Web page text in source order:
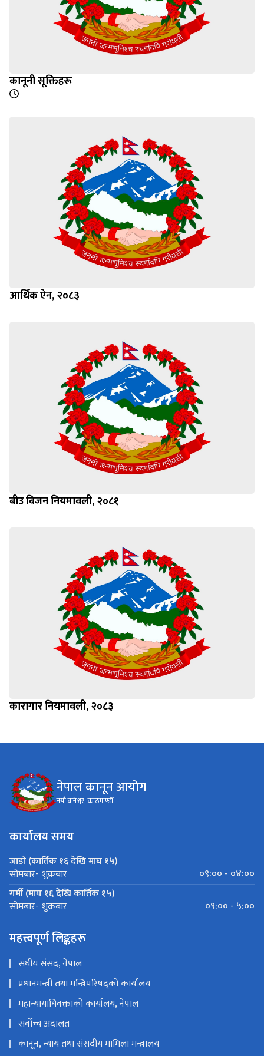
कानूनी सूक्तिहरू
आर्थिक ऐन, २०८३
बीउ बिजन नियमावली, २०८१
कारागार नियमावली, २०८३
नेपाल कानून आयोग
नयाँ बानेश्वर, काठमाण्डौँ
कार्यालय समय
जाडो (कार्तिक १६ देखि माघ १५)
सोमबार- शुक्रबार
०९:०० - ०४:००
गर्मी (माघ १६ देखि कार्तिक १५)
सोमबार- शुक्रबार ०९:०० - ५:००
महत्त्वपूर्ण लिङ्कहरू
संघीय संसद, नेपाल
प्रधानमन्त्री तथा मन्त्रिपरिषद्को कार्यालय
महान्यायाधिवक्ताको कार्यालय, नेपाल
सर्वोच्च अदालत
कानून, न्याय तथा संसदीय मामिला मन्त्रालय